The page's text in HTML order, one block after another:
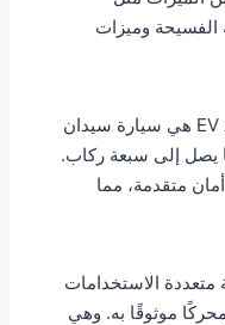
الفسيحة وميزات
جيلي إمجراند EV هي سيارة سيدان
يصل إلى سبعة ركاب.
متقدمة، مما
الاستخدامات
موثوقًا به. وهي